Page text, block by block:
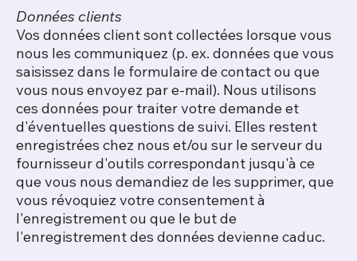
Données clients
Vos données client sont collectées lorsque vous
nous les communiquez (p. ex. données que vous
saisissez dans le formulaire de contact ou que
vous nous envoyez par e-mail). Nous utilisons
ces données pour traiter votre demande et
d'éventuelles questions de suivi. Elles restent
enregistrées chez nous et/ou sur le serveur du
fournisseur d'outils correspondant jusqu'à ce
que vous nous demandiez de les supprimer, que
vous révoquiez votre consentement à
l'enregistrement ou que le but de
l'enregistrement des données devienne caduc.